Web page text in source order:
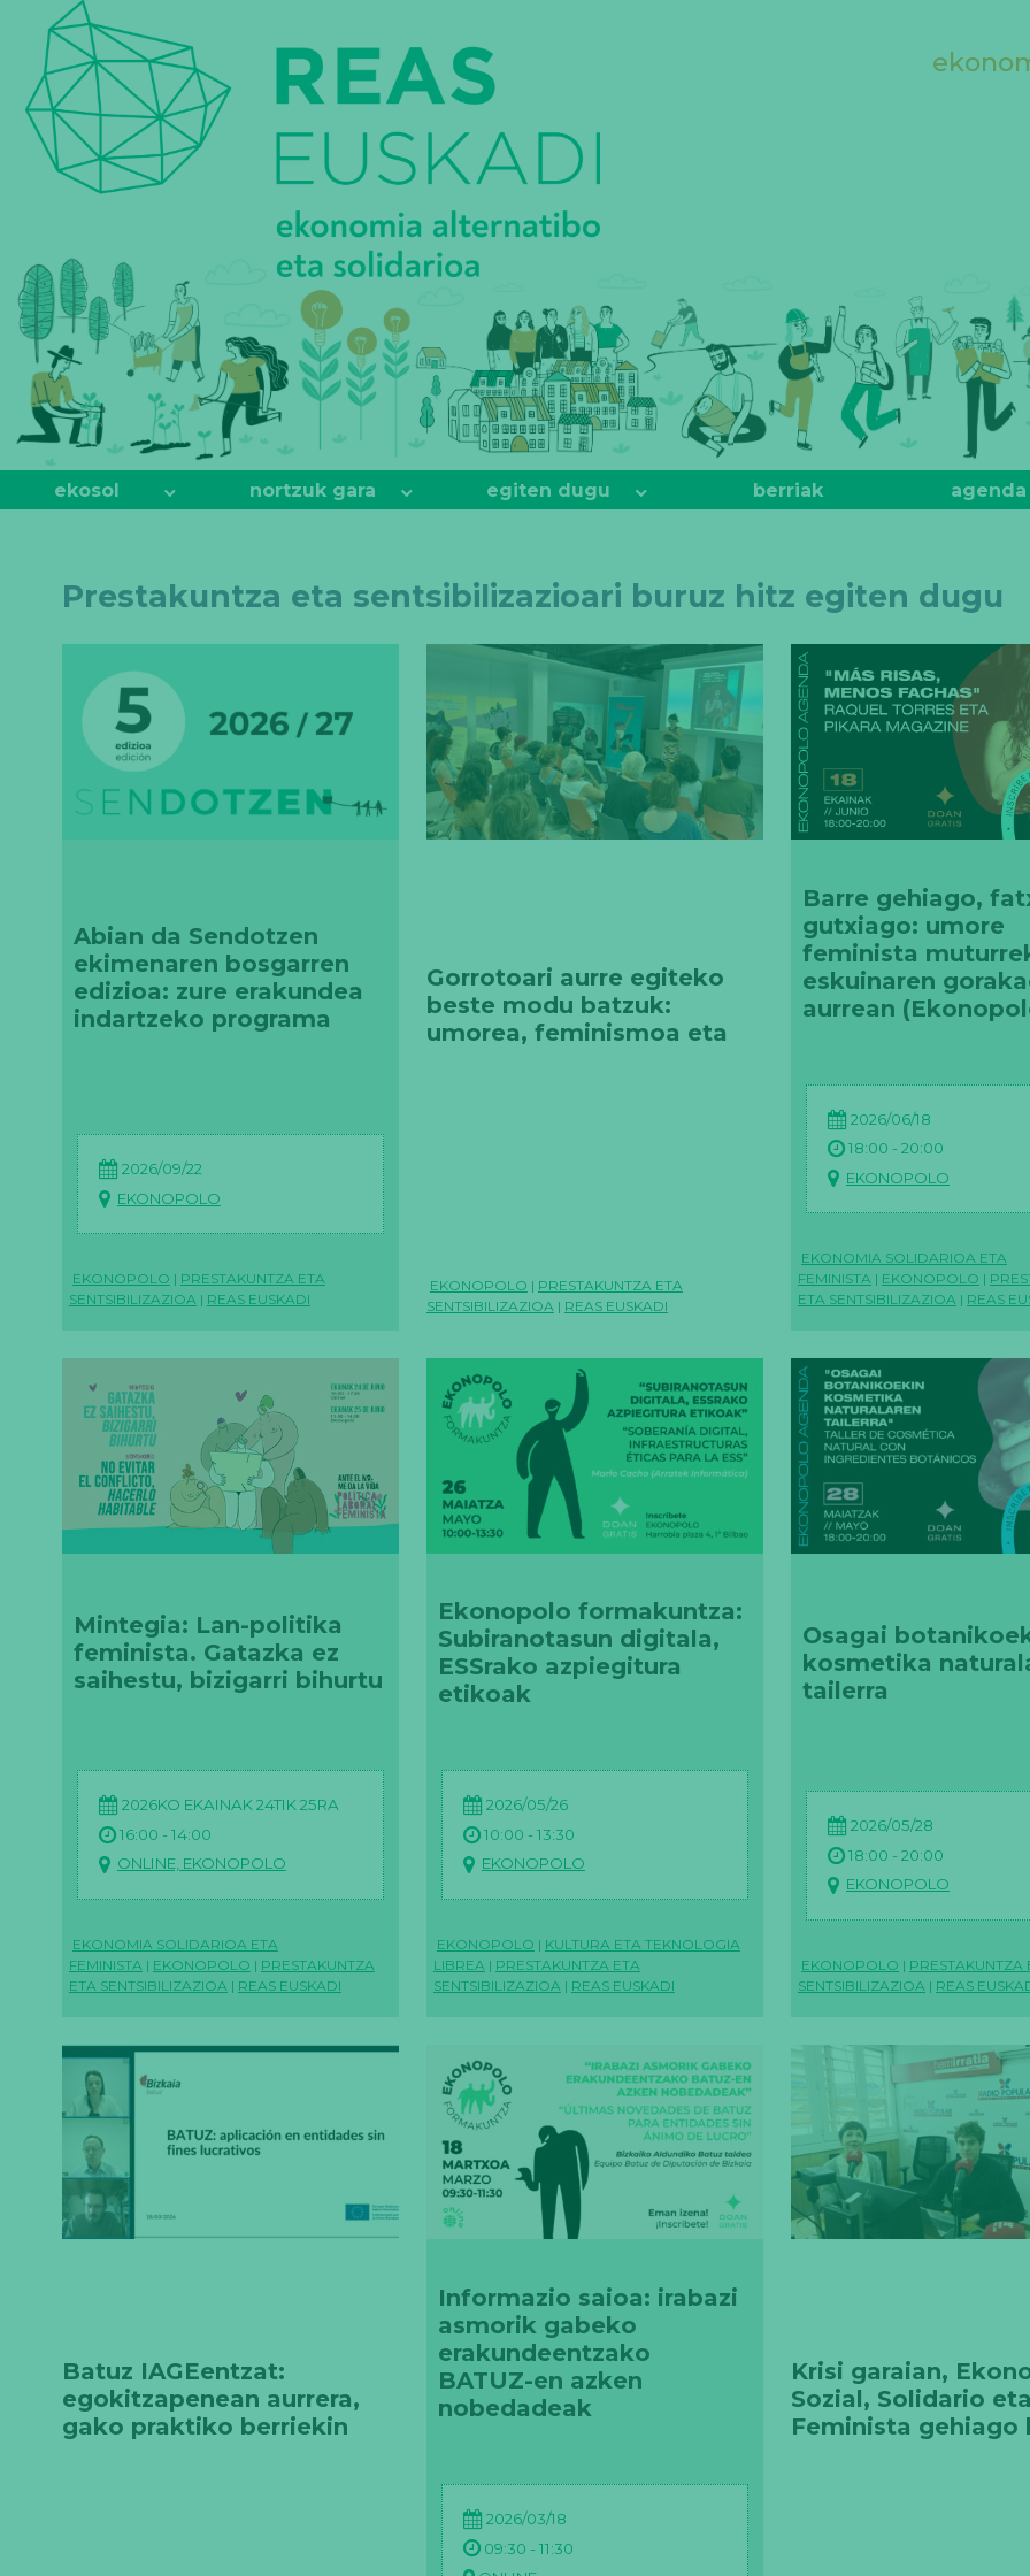
REAS
EUSKADI
ekosol nortzuk gara egiten dugu berriak agenda
Prestakuntza eta sentsibilizazioari buruz hitz egiten dugu
Abian da Sendotzen
ekimenaren bosgarren
edizioa: zure erakundea
indartzeko programa
2026/09/22
EKONOPOLO
EKONOPOLO | PRESTAKUNTZA ETA
SENTSIBILIZAZIOA | REAS EUSKADI
Gorrotoari aurre egiteko
beste modu batzuk:
umorea, feminismoa eta
EKONOPOLO | PRESTAKUNTZA ETA
SENTSIBILIZAZIOA | REAS EUSKADI
Barre gehiago,
gutxiago: umore
feminista
eskuinaren
aurrean
2026/06/18
18:00 - 20:00
EKONOPOLO
EKONOMIA SOLIDARIOA ETA
FEMINISTA | EKONOPOLO |
ETA SENTSIBILIZAZIOA | REAS
Mintegia: Lan-politika
feminista. Gatazka ez
saihestu, bizigarri bihurtu
2026KO EKAINAK 24TIK 25RA
16:00 - 14:00
ONLINE, EKONOPOLO
EKONOMIA SOLIDARIOA ETA
FEMINISTA | EKONOPOLO | PRESTAKUNTZA
ETA SENTSIBILIZAZIOA | REAS EUSKADI
Ekonopolo formakuntza:
Subiranotasun digitala,
ESSrako azpiegitura
etikoak
2026/05/26
10:00 - 13:30
EKONOPOLO
EKONOPOLO | KULTURA ETA TEKNOLOGIA
LIBREA | PRESTAKUNTZA ETA
SENTSIBILIZAZIOA | REAS EUSKADI
Osagai
kosmetika
tailerra
2026/05/28
18:00 - 20:00
EKONOPOLO
EKONOPOLO | PRESTAKUNTZA
SENTSIBILIZAZIOA | REAS
Batuz IAGEentzat:
egokitzapenean aurrera,
gako praktiko berriekin
Informazio saioa: irabazi
asmorik gabeko
erakundeentzako
BATUZ-en azken
nobedadeak
2026/03/18
09:30 - 11:30
Krisi garaian,
Sozial, Solidario eta
Feminista gehiago